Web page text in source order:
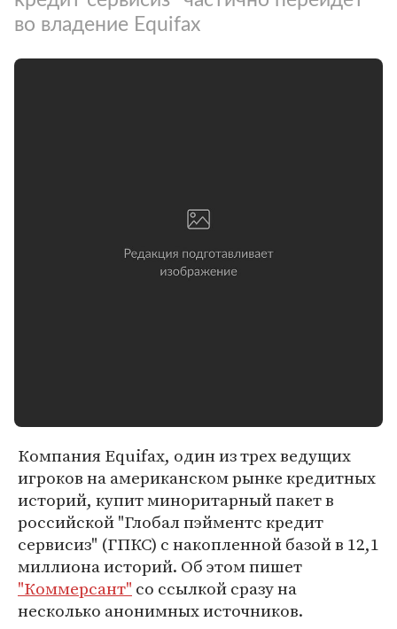
во владение Equifax
Компания Equifax, один из трех ведущих
игроков на американском рынке кредитных
историй, купит миноритарный пакет в
российской "Глобал пэйментс кредит
сервисиз" (ГПКС) с накопленной базой в 12,1
миллиона историй. Об этом пишет
"Коммерсант" со ссылкой сразу на
несколько анонимных источников.